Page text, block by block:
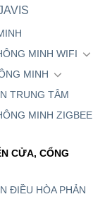
MINH WIFI
MINH
TRUNG TÂM
MINH ZIGBEE
CỬA, CỔNG
ĐIỀU HÒA PHẢN